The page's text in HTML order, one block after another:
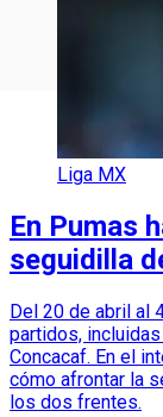
Liga MX
En Pumas
seguidilla
Del 20 de abril al
partidos,
Concacaf. En el
cómo afrontar la
los dos frentes.